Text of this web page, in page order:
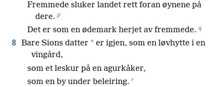
Fremmede sluker landet rett foran øynene på
dere. p
Det er som en ødemark herjet av fremmede. q
8 Bare Sions datter * er igjen, som en løvhytte i en
vingård,
som et leskur på en agurkåker,
som en by under beleiring. r